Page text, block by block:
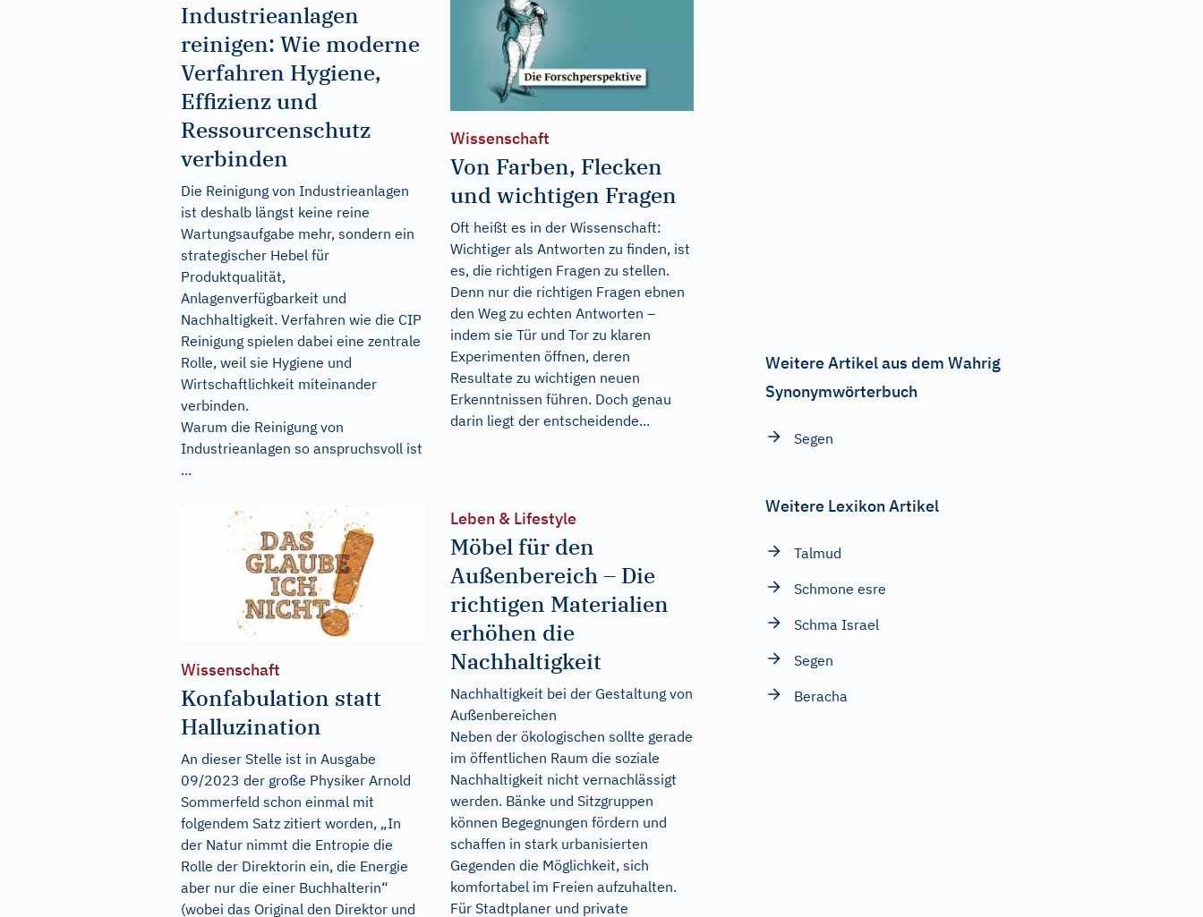
Industrieanlagen
reinigen: Wie moderne
Verfahren Hygiene,
Effizienz und
Ressourcenschutz
verbinden
Die Reinigung von Industrieanlagen
ist deshalb längst keine reine
Wartungsaufgabe mehr, sondern ein
strategischer Hebel für
Produktqualität,
Anlagenverfügbarkeit und
Nachhaltigkeit. Verfahren wie die CIP
Reinigung spielen dabei eine zentrale
Rolle, weil sie Hygiene und
Wirtschaftlichkeit miteinander
verbinden.
Warum die Reinigung von
Industrieanlagen so anspruchsvoll ist
...
Wissenschaft
Von Farben, Flecken
und wichtigen Fragen
Oft heißt es in der Wissenschaft:
Wichtiger als Antworten zu finden, ist
es, die richtigen Fragen zu stellen.
Denn nur die richtigen Fragen ebnen
den Weg zu echten Antworten –
indem sie Tür und Tor zu klaren
Experimenten öffnen, deren
Resultate zu wichtigen neuen
Erkenntnissen führen. Doch genau
darin liegt der entscheidende...
Wissenschaft
Konfabulation statt
Halluzination
An dieser Stelle ist in Ausgabe
09/2023 der große Physiker Arnold
Sommerfeld schon einmal mit
folgendem Satz zitiert worden, „In
der Natur nimmt die Entropie die
Rolle der Direktorin ein, die Energie
aber nur die einer Buchhalterin“
(wobei das Original den Direktor und
Leben & Lifestyle
Möbel für den
Außenbereich – Die
richtigen Materialien
erhöhen die
Nachhaltigkeit
Nachhaltigkeit bei der Gestaltung von
Außenbereichen
Neben der ökologischen sollte gerade
im öffentlichen Raum die soziale
Nachhaltigkeit nicht vernachlässigt
werden. Bänke und Sitzgruppen
können Begegnungen fördern und
schaffen in stark urbanisierten
Gegenden die Möglichkeit, sich
komfortabel im Freien aufzuhalten.
Für Stadtplaner und private
Weitere Artikel aus dem Wahrig
Synonymwörterbuch
Segen
Weitere Lexikon Artikel
Talmud
Schmone esre
Schma Israel
Segen
Beracha